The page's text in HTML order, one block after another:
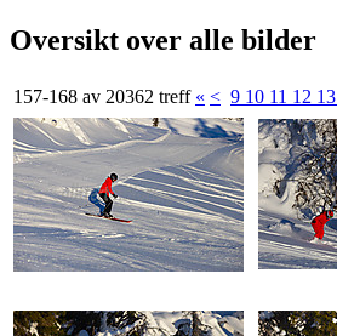
Oversikt over alle bilder
157-168 av 20362 treff « < 9 10 11 12 13